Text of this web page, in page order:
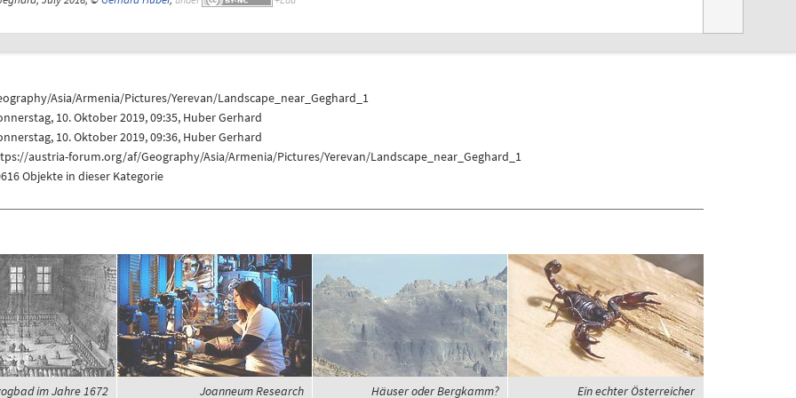
Asia/Armenia/Pictures/Yerevan/Landscape_near_Geghard_1
10. Oktober 2019, 09:35, Huber Gerhard
10. Oktober 2019, 09:36, Huber Gerhard
austria-forum.org/af/Geography/Asia/Armenia/Pictures/Yerevan/Landscape_near_Geghard_1
Objekte in dieser Kategorie
im Jahre 1672 Joanneum Research Häuser oder Bergkamm? Ein echter Österreicher